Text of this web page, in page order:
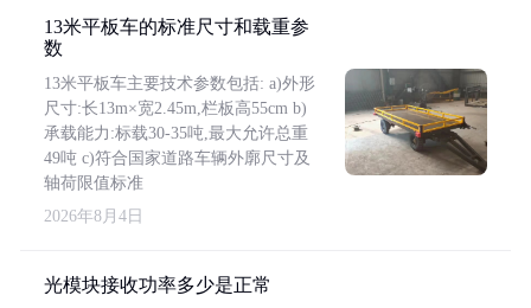
13米平板车的标准尺寸和载重参
数
13米平板车主要技术参数包括: a)外形
尺寸:长13m×宽2.45m,栏板高55cm b)
承载能力:标载30-35吨,最大允许总重
49吨 c)符合国家道路车辆外廓尺寸及
轴荷限值标准
2026年8月4日
光模块接收功率多少是正常